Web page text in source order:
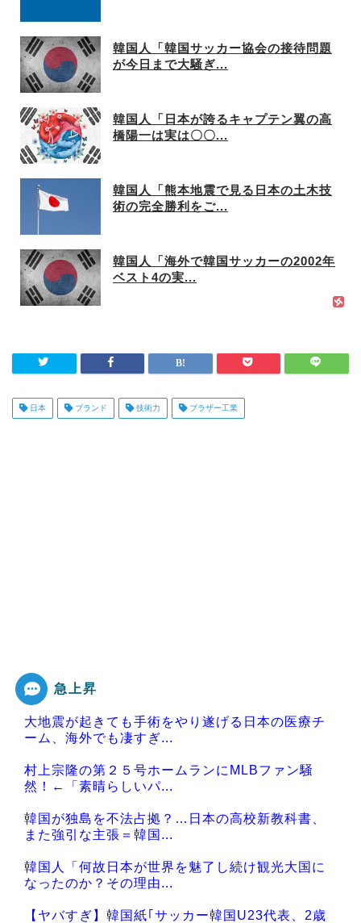
韓国人「韓国サッカー協会の接待問題
が今日まで大騒ぎ...
韓国人「日本が誇るキャプテン翼の高
橋陽一は実は〇〇...
韓国人「熊本地震で見る日本の土木技
術の完全勝利をご...
韓国人「海外で韓国サッカーの2002年
ベスト4の実...
日本 ブランド 技術力 ブラザー工業
急上昇
大地震が起きても手術をやり遂げる日本の医療チ
ーム、海外でも凄すぎ...
村上宗隆の第２５号ホームランにMLBファン騒
然！←「素晴らしいパ...
韓国が独島を不法占拠？…日本の高校新教科書、
また強引な主張＝韓国...
韓国人「何故日本が世界を魅了し続け観光大国に
なったのか？その理由...
【ヤバすぎ】韓国紙｢サッカー韓国U23代表、2歳